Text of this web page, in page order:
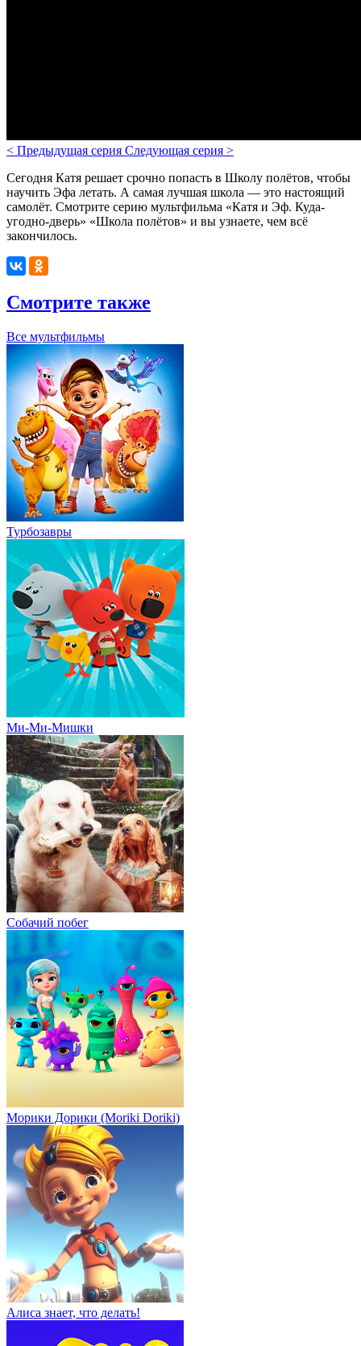
< Предыдущая серия Следующая серия >
Сегодня Катя решает срочно попасть в Школу полётов, чтобы
научить Эфа летать. А самая лучшая школа — это настоящий
самолёт. Смотрите серию мультфильма «Катя и Эф. Куда-
угодно-дверь» «Школа полётов» и вы узнаете, чем всё
закончилось.
Смотрите также
Все мультфильмы
Турбозавры
Ми-Ми-Мишки
Собачий побег
Морики Дорики (Moriki Doriki)
Алиса знает, что делать!